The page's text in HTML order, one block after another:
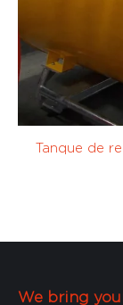
Tanque de
We bring